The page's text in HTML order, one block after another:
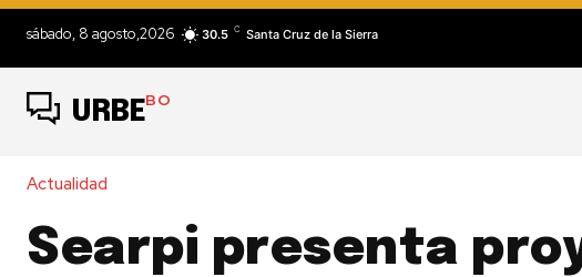
sábado, 8 agosto,2026 30.5 C Santa Cruz de la Sierra
URBEBO
Actualidad
Searpi presenta